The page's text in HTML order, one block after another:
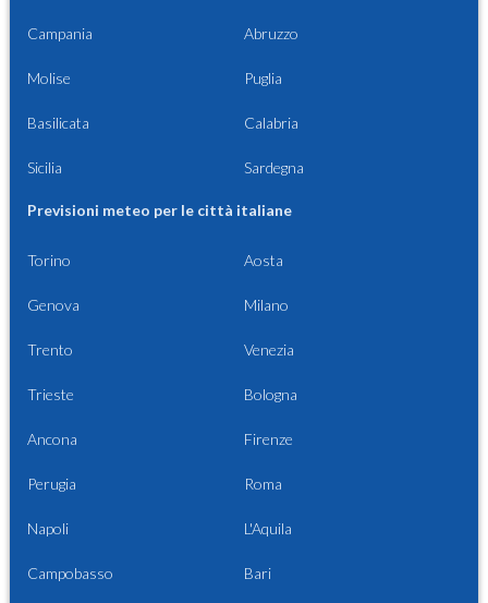
Campania Abruzzo
Molise Puglia
Basilicata Calabria
Sicilia Sardegna
Previsioni meteo per le città italiane
Torino Aosta
Genova Milano
Trento Venezia
Trieste Bologna
Ancona Firenze
Perugia Roma
Napoli L'Aquila
Campobasso Bari